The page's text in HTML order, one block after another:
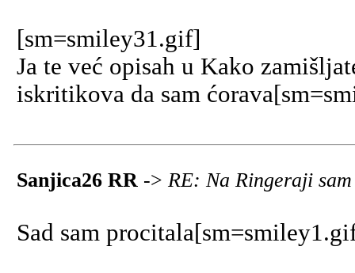
[sm=smiley31.gif]
Ja te već opisah u Kako
iskritikova da sam
Sanjica26 RR -> RE: Na Ringeraji
Sad sam